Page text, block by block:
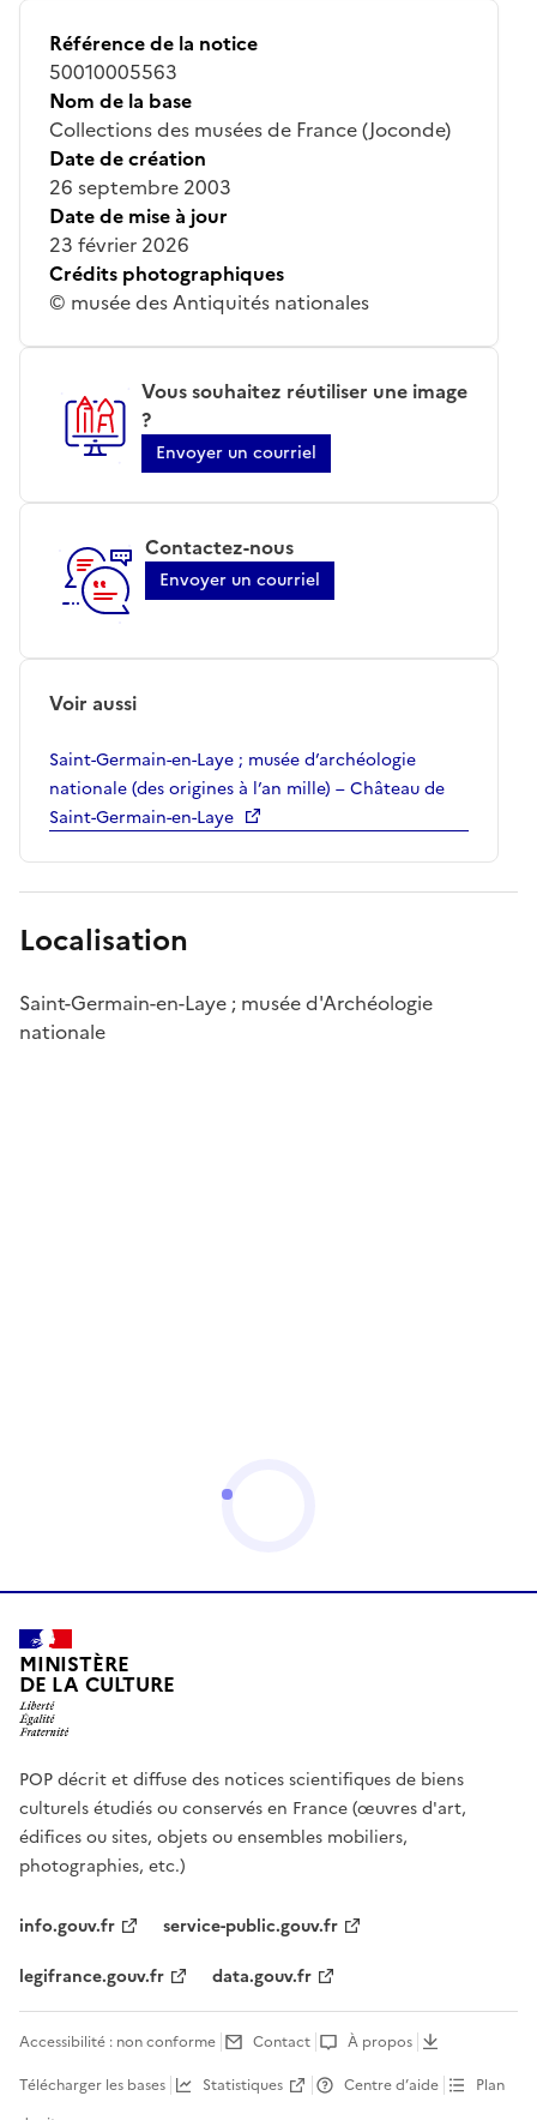
Référence de la notice
50010005563
Nom de la base
Collections des musées de France (Joconde)
Date de création
26 septembre 2003
Date de mise à jour
23 février 2026
Crédits photographiques
© musée des Antiquités nationales
Vous souhaitez réutiliser une image
?
Envoyer un courriel
Contactez-nous
Envoyer un courriel
Voir aussi
Saint-Germain-en-Laye ; musée d’archéologie
nationale (des origines à l’an mille) – Château de
Saint-Germain-en-Laye
Localisation
Saint-Germain-en-Laye ; musée d'Archéologie
nationale
MINISTÈRE
DE LA CULTURE
POP décrit et diffuse des notices scientifiques de biens
culturels étudiés ou conservés en France (œuvres d'art,
édifices ou sites, objets ou ensembles mobiliers,
photographies, etc.)
info.gouv.fr
service-public.gouv.fr
legifrance.gouv.fr
data.gouv.fr
Accessibilité : non conforme Contact
À propos
Télécharger les bases
Statistiques Centre d’aide
Plan